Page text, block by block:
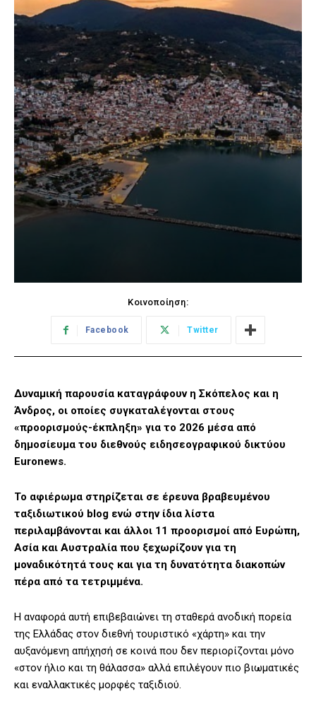
Κοινοποίηση:
Facebook Twitter
Δυναμική παρουσία καταγράφουν η Σκόπελος και η
Άνδρος, οι οποίες συγκαταλέγονται στους
«προορισμούς-έκπληξη» για το 2026 μέσα από
δημοσίευμα του διεθνούς ειδησεογραφικού δικτύου
Euronews.
Το αφιέρωμα στηρίζεται σε έρευνα βραβευμένου
ταξιδιωτικού blog ενώ στην ίδια λίστα
περιλαμβάνονται και άλλοι 11 προορισμοί από Ευρώπη,
Ασία και Αυστραλία που ξεχωρίζουν για τη
μοναδικότητά τους και για τη δυνατότητα διακοπών
πέρα από τα τετριμμένα.
Η αναφορά αυτή επιβεβαιώνει τη σταθερά ανοδική πορεία
της Ελλάδας στον διεθνή τουριστικό «χάρτη» και την
αυξανόμενη απήχησή σε κοινά που δεν περιορίζονται μόνο
«στον ήλιο και τη θάλασσα» αλλά επιλέγουν πιο βιωματικές
και εναλλακτικές μορφές ταξιδιού.